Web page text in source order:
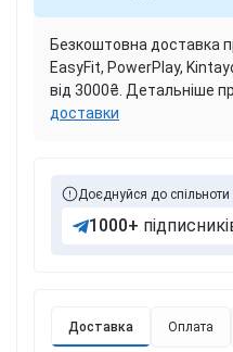
Доставка Оплата
Безкоштовна доставка
EasyFit, PowerPlay,
від 3000₴. Детальніше
доставки
Доєднуйся до спільноти
1000+